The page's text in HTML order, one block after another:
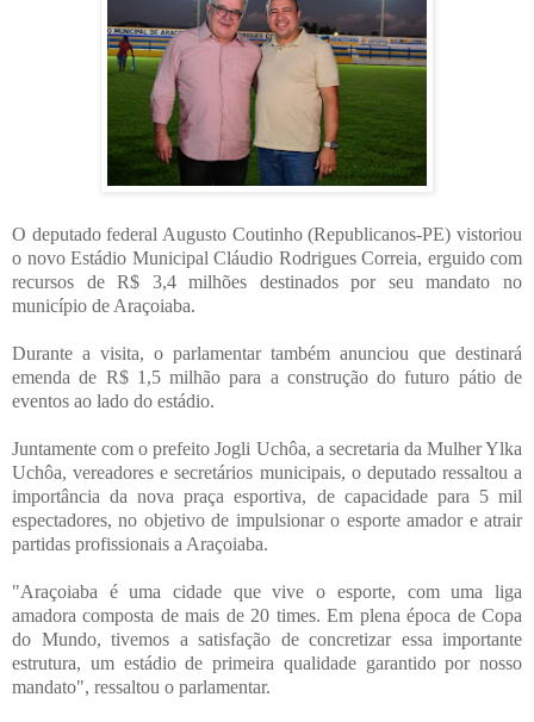
O deputado federal Augusto Coutinho (Republicanos-PE) vistoriou
o novo Estádio Municipal Cláudio Rodrigues Correia, erguido com
recursos de R$ 3,4 milhões destinados por seu mandato no
município de Araçoiaba.
Durante a visita, o parlamentar também anunciou que destinará
emenda de R$ 1,5 milhão para a construção do futuro pátio de
eventos ao lado do estádio.
Juntamente com o prefeito Jogli Uchôa, a secretaria da Mulher Ylka
Uchôa, vereadores e secretários municipais, o deputado ressaltou a
importância da nova praça esportiva, de capacidade para 5 mil
espectadores, no objetivo de impulsionar o esporte amador e atrair
partidas profissionais a Araçoiaba.
"Araçoiaba é uma cidade que vive o esporte, com uma liga
amadora composta de mais de 20 times. Em plena época de Copa
do Mundo, tivemos a satisfação de concretizar essa importante
estrutura, um estádio de primeira qualidade garantido por nosso
mandato", ressaltou o parlamentar.